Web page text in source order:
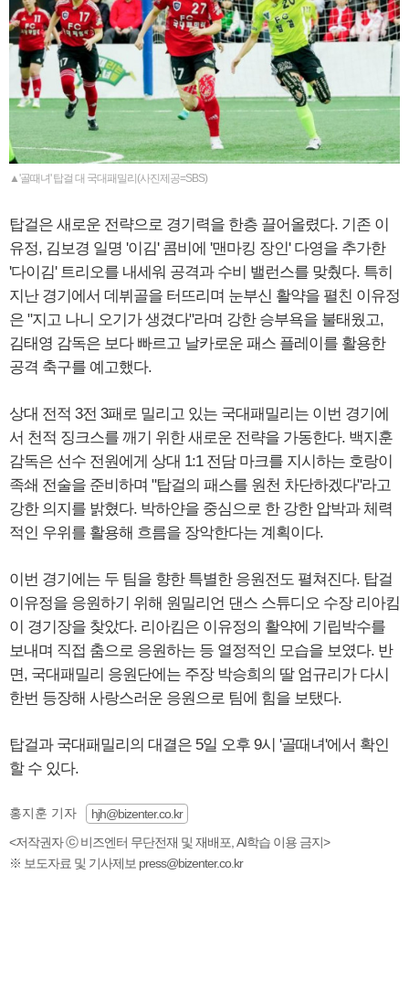
▲'골때녀' 탑걸 대 국대패밀리(사진제공=SBS)
탑걸은 새로운 전략으로 경기력을 한층 끌어올렸다. 기존 이
유정, 김보경 일명 '이김' 콤비에 '맨마킹 장인' 다영을 추가한
'다이김' 트리오를 내세워 공격과 수비 밸런스를 맞췄다. 특히
지난 경기에서 데뷔골을 터뜨리며 눈부신 활약을 펼친 이유정
은 "지고 나니 오기가 생겼다"라며 강한 승부욕을 불태웠고,
김태영 감독은 보다 빠르고 날카로운 패스 플레이를 활용한
공격 축구를 예고했다.
상대 전적 3전 3패로 밀리고 있는 국대패밀리는 이번 경기에
서 천적 징크스를 깨기 위한 새로운 전략을 가동한다. 백지훈
감독은 선수 전원에게 상대 1:1 전담 마크를 지시하는 호랑이
족쇄 전술을 준비하며 "탑걸의 패스를 원천 차단하겠다"라고
강한 의지를 밝혔다. 박하얀을 중심으로 한 강한 압박과 체력
적인 우위를 활용해 흐름을 장악한다는 계획이다.
이번 경기에는 두 팀을 향한 특별한 응원전도 펼쳐진다. 탑걸
이유정을 응원하기 위해 원밀리언 댄스 스튜디오 수장 리아킴
이 경기장을 찾았다. 리아킴은 이유정의 활약에 기립박수를
보내며 직접 춤으로 응원하는 등 열정적인 모습을 보였다. 반
면, 국대패밀리 응원단에는 주장 박승희의 딸 엄규리가 다시
한번 등장해 사랑스러운 응원으로 팀에 힘을 보탰다.
탑걸과 국대패밀리의 대결은 5일 오후 9시 '골때녀'에서 확인
할 수 있다.
홍지훈 기자
hjh@bizenter.co.kr
<저작권자 ⓒ 비즈엔터 무단전재 및 재배포, AI학습 이용 금지>
※ 보도자료 및 기사제보 press@bizenter.co.kr